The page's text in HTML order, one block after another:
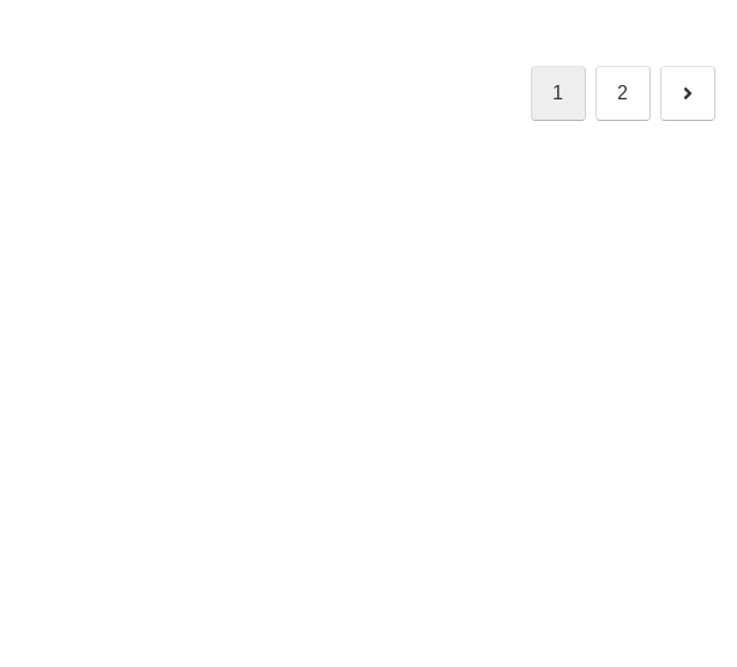
は、純度が高いほど価値が高まりますが、
柔らかく傷つきやすいという性質がありま
す。そこで、強度を増すために銀や銅など
の他の金属を混ぜ合わせて合金にすること
飾品がこの鋳造と
す。特に、金や銀
属は、美しく輝き
ら、ジュエリーの
1 2 次